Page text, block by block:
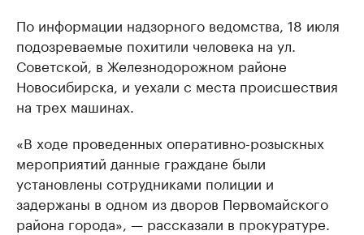
По информации надзорного ведомства, 18 июля
подозреваемые похитили человека на ул.
Советской, в Железнодорожном районе
Новосибирска, и уехали с места происшествия
на трех машинах.
«В ходе проведенных оперативно-розыскных
мероприятий данные граждане были
установлены сотрудниками полиции и
задержаны в одном из дворов Первомайского
района города», — рассказали в прокуратуре.